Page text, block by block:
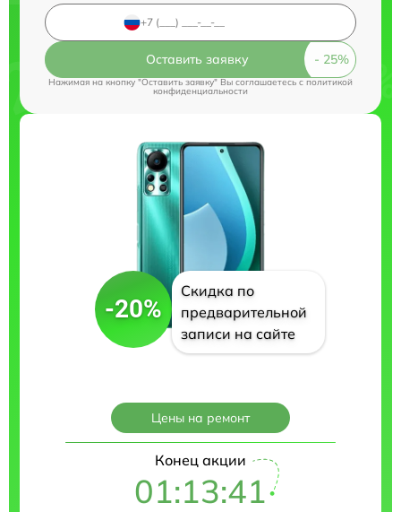
Оставить заявку
Нажимая на кнопку "Оставить заявку" Вы соглашаетесь cполитикой
конфиденциальности
-20%
Скидка по
предварительной
записи на сайте
Цены на ремонт
Конец акции
01:13:40